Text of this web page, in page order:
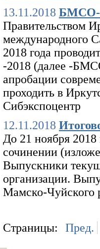
13.11.2018 БМСО-
Правительством
международного
2018 года
-2018 (далее -
апробации
проходить в
Сибэкспоцентр
12.11.2018
До 21 ноября 2018
сочинении
Выпускники
организации.
Мамско-Чуйского
Страницы: Пред.